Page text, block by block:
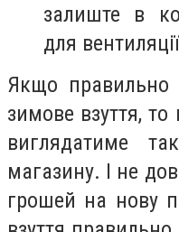
залиште в
для
Якщо правильно
зимове взуття,
виглядатиме
магазину. І не
грошей на нову